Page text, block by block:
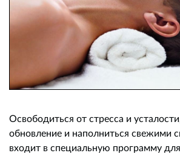
Освободиться от стресса и
обновление и наполниться свежими
входит в специальную программу